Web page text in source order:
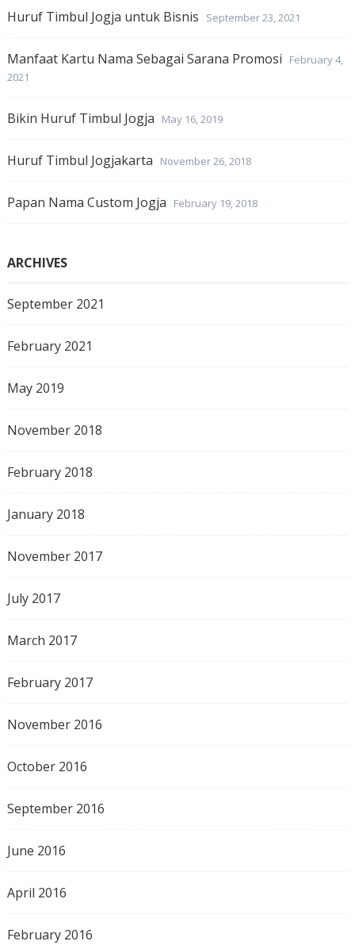
Huruf Timbul Jogja untuk Bisnis September 23, 2021
Manfaat Kartu Nama Sebagai Sarana Promosi
February 4,
2021
Bikin Huruf Timbul Jogja May 16, 2019
Huruf Timbul Jogjakarta November 26, 2018
Papan Nama Custom Jogja February 19, 2018
ARCHIVES
September 2021
February 2021
May 2019
November 2018
February 2018
January 2018
November 2017
July 2017
March 2017
February 2017
November 2016
October 2016
September 2016
June 2016
April 2016
February 2016